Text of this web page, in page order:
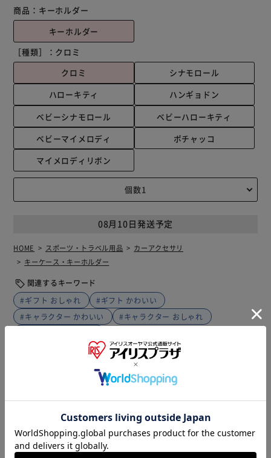
商品： キーホルダー
キーホルダー
［種類］： クロミ
クロミ
シナモロール
ハローキティ
ハンギョドン
ベビーシナモロール
ベビーハローキティ
ベビーマイメロディ
ポチャッコ
マイメロディリボン
08月10日発送予定
HOME スポーツ・トラベル用品
カーアクセサリ
キーケース・キーホルダー
関連するキーワード
#ギフト おしゃれ
#ギフト かわいい
#キャラクター かわいい
#キャラクター おしゃれ
仕様・サイズ
【ブランド名】 ノーブランド NO BRAND 【商品名】 キャ
ラクター ぬいぐるみミラー 【商品説明】 【推しと一緒にお
直し】 ・バッグに付けて持ち歩ける、キャラクターぬいぐ
るみミラー。 【バッグに付けられる】 ・ボールチェーン付